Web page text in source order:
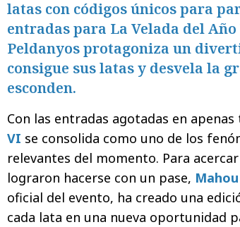
latas con códigos únicos para
entradas para La Velada del
Peldanyos protagoniza un
consigue sus latas y desvela la
esconden.
Con las entradas agotadas en
VI se consolida como uno de los
relevantes del momento. Para
lograron hacerse con un pase,
oficial del evento, ha creado una
cada lata en una nueva oportunidad